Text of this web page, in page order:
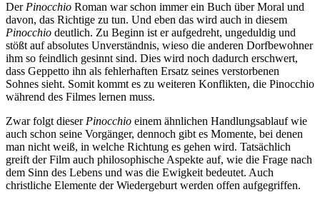
Der Pinocchio Roman war schon immer ein Buch über Moral und
davon, das Richtige zu tun. Und eben das wird auch in diesem
Pinocchio deutlich. Zu Beginn ist er aufgedreht, ungeduldig und
stößt auf absolutes Unverständnis, wieso die anderen Dorfbewohner
ihm so feindlich gesinnt sind. Dies wird noch dadurch erschwert,
dass Geppetto ihn als fehlerhaften Ersatz seines verstorbenen
Sohnes sieht. Somit kommt es zu weiteren Konflikten, die Pinocchio
während des Filmes lernen muss.
Zwar folgt dieser Pinocchio einem ähnlichen Handlungsablauf wie
auch schon seine Vorgänger, dennoch gibt es Momente, bei denen
man nicht weiß, in welche Richtung es gehen wird. Tatsächlich
greift der Film auch philosophische Aspekte auf, wie die Frage nach
dem Sinn des Lebens und was die Ewigkeit bedeutet. Auch
christliche Elemente der Wiedergeburt werden offen aufgegriffen.